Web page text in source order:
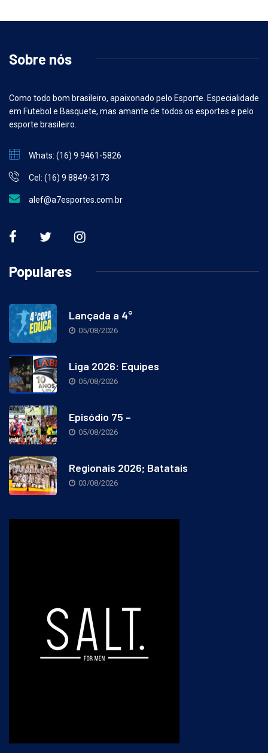
Sobre nós
Como todo bom brasileiro, apaixonado pelo Esporte. Especialidade
em Futebol e Basquete, mas amante de todos os esportes e pelo
esporte brasileiro.
Whats: (16) 9 9461-5826
Cel: (16) 9 8849-3173
alef@a7esportes.com.br
Populares
Lançada a 4°
05/08/2026
Liga 2026: Equipes
05/08/2026
Episódio 75 –
05/08/2026
Regionais 2026; Batatais
03/08/2026